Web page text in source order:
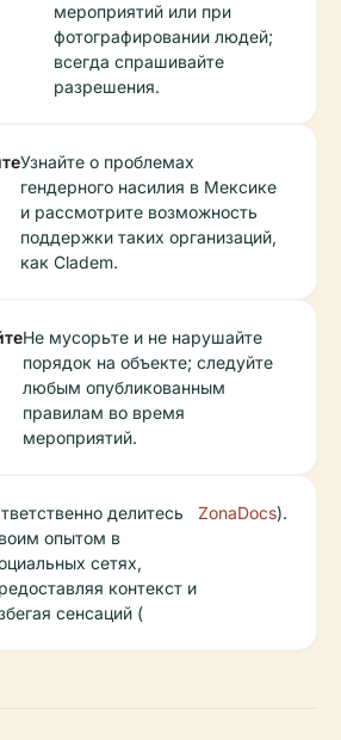
мероприятий или при
фотографировании людей;
всегда спрашивайте
разрешения.
Узнайте о проблемах
гендерного насилия в Мексике
и рассмотрите возможность
поддержки таких организаций,
как Cladem.
Не мусорьте и не нарушайте
порядок на объекте; следуйте
любым опубликованным
правилам во время
мероприятий.
делитесь
опытом в
сетях,
контекст и
сенсаций (
ZonaDocs).